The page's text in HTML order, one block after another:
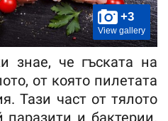
+3
View gallery
знае, че гъската на
от която пилетата
Тази част от тялото
и бактерии.